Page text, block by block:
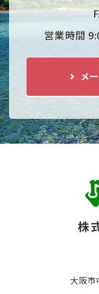
営業時間
メ
株
大阪